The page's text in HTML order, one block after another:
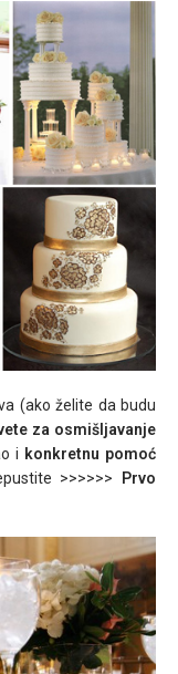
(ako želite da budu
za osmišljavanje
i konkretnu pomoć
>>>>>>
Prvo